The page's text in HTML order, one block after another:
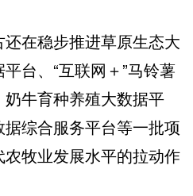
在稳步推进草原生态大
台、“互联网＋”马铃薯
牛育种养殖大数据平
综合服务平台等一批项
牧业发展水平的拉动作